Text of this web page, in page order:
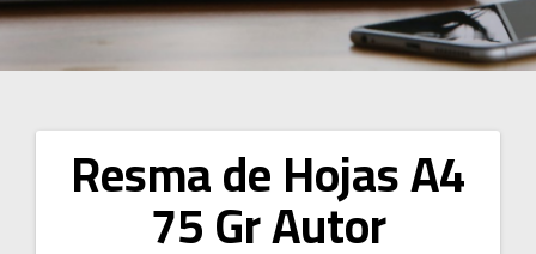
Resma de Hojas A4
75 Gr Autor
Navegación